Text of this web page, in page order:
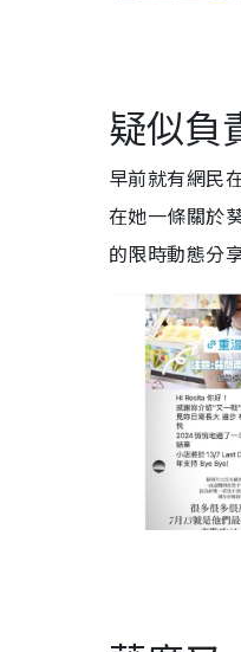
疑似負
早前就有網民
在她一條關於
的限時動態分